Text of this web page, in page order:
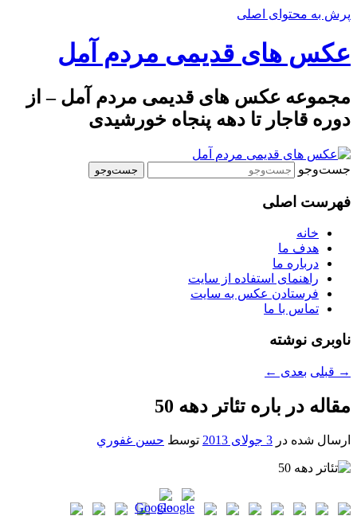
پرش به محتوای اصلی
عکس های قدیمی مردم آمل
مجموعه عکس های قدیمی مردم آمل – از
دوره قاجار تا دهه پنجاه خورشیدی
جست‌وجو
فهرست اصلی
خانه
هدف ما
درباره ما
راهنمای استفاده از سایت
فرستادن عکس به سایت
تماس با ما
ناوبری نوشته
→ قبلی بعدی ←
مقاله در باره تئاتر دهه 50
ارسال شده در 3 جولای 2013 توسط حسن غفوري